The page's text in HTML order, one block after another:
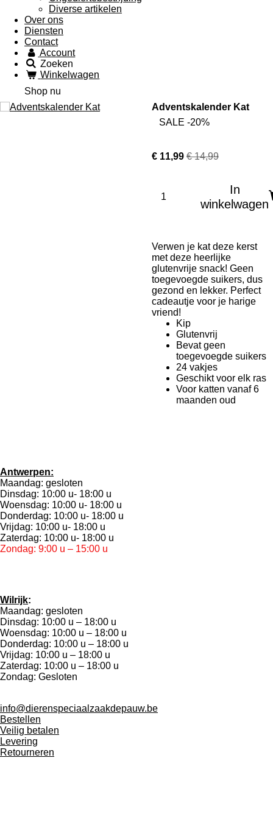
Diverse artikelen
Over ons
Diensten
Contact
Account
Zoeken
Winkelwagen
Shop nu
Adventskalender Kat
SALE -20%
€ 11,99 € 14,99
In
winkelwagen
Verwen je kat deze kerst
met deze heerlijke
glutenvrije snack! Geen
toegevoegde suikers, dus
gezond en lekker. Perfect
cadeautje voor je harige
vriend!
Kip
Glutenvrij
Bevat geen
toegevoegde suikers
24 vakjes
Geschikt voor elk ras
Voor katten vanaf 6
maanden oud
Antwerpen:
Maandag: gesloten
Dinsdag: 10:00 u- 18:00 u
Woensdag: 10:00 u- 18:00 u
Donderdag: 10:00 u- 18:00 u
Vrijdag: 10:00 u- 18:00 u
Zaterdag: 10:00 u- 18:00 u
Zondag: 9:00 u – 15:00 u
Wilrijk:
Maandag: gesloten
Dinsdag: 10:00 u – 18:00 u
Woensdag: 10:00 u – 18:00 u
Donderdag: 10:00 u – 18:00 u
Vrijdag: 10:00 u – 18:00 u
Zaterdag: 10:00 u – 18:00 u
Zondag: Gesloten
info@dierenspeciaalzaakdepauw.be
Bestellen
Veilig betalen
Levering
Retourneren